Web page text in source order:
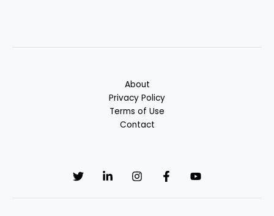
About
Privacy Policy
Terms of Use
Contact